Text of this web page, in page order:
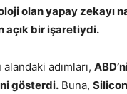
olan yapay zekayı
açık bir işaretiydi.
adımları,
gösterdi. Buna,